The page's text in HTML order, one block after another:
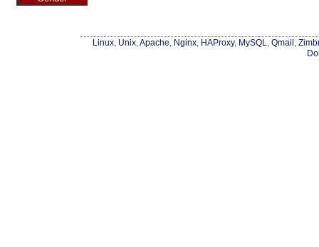
Linux Unix Apache Nginx HAProxy, MySQL Qmail